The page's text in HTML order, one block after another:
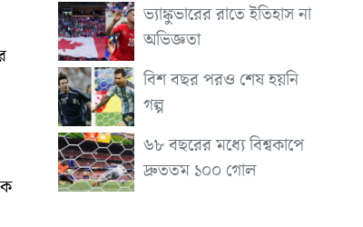
ভ্যাঙ্কুভারের রাতে ইতিহাস না
অভিজ্ঞতা
বিশ বছর পরও শেষ হয়নি
গল্প
৬৮ বছরের মধ্যে বিশ্বকাপে
দ্রুততম ১০০ গোল